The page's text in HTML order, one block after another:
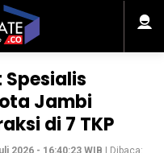
Jambi
di 7 TKP
2026 - 16:40:23 WIB | Dibaca: